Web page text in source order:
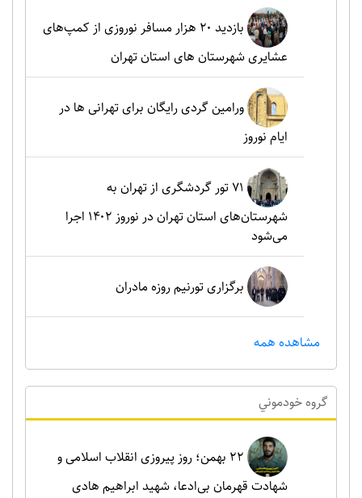
بازدید ۲۰ هزار مسافر نوروزی از کمپ‌های
عشایری شهرستان های استان تهران
ورامین گردی رایگان برای تهرانی ها در
ایام نوروز
۷۱ تور گردشگری از تهران به
شهرستان‌های استان تهران در نوروز ۱۴۰۲ اجرا
می‌شود
برگزاری تورنیم روزه مادران
مشاهده همه
گروه خودموني
۲۲ بهمن؛ روز پیروزی انقلاب اسلامی و
شهادت قهرمان بی‌ادعا، شهید ابراهیم هادی